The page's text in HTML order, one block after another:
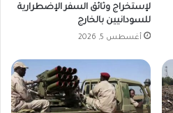
لإستخراج وثائق السفر الإضطرارية
للسودانيين بالخارج
أغسطس 5, 2026